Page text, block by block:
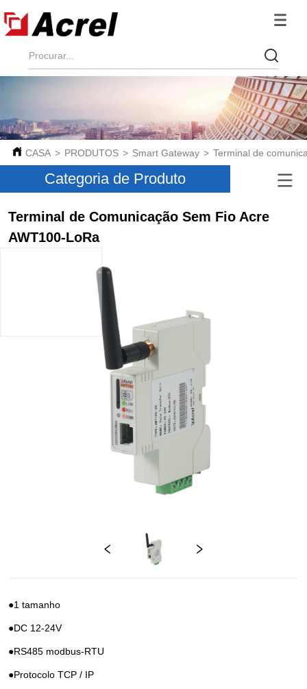
CASA > PRODUTOS > Smart Gateway > Terminal de
Categoria de Produto
Terminal de Comunicação Sem Fio Acre
AWT100-LoRa